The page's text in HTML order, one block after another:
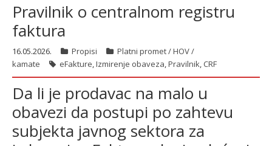
Pravilnik o centralnom registru
faktura
16.05.2026. Propisi
Platni promet / HOV /
kamate
eFakture,Izmirenje obaveza,Pravilnik, CRF
Da li je prodavac na malo u
obavezi da postupi po zahtevu
subjekta javnog sektora za